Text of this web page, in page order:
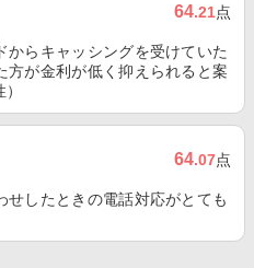
64.21点
からキャッシングを受けていた
方が金利が低く抑えられると案
64.07点
したときの電話対応がとても